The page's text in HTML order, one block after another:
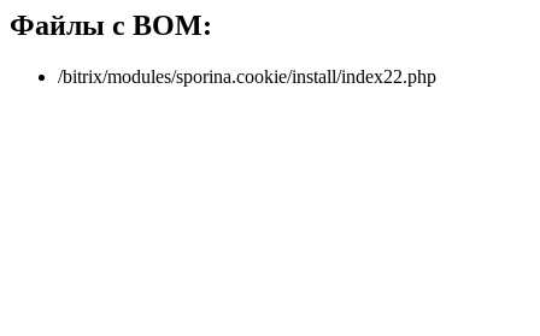
Файлы с BOM:
/bitrix/modules/sporina.cookie/install/index22.php